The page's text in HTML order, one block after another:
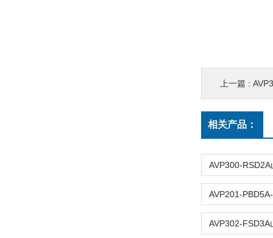
上一篇 :
相关产品：